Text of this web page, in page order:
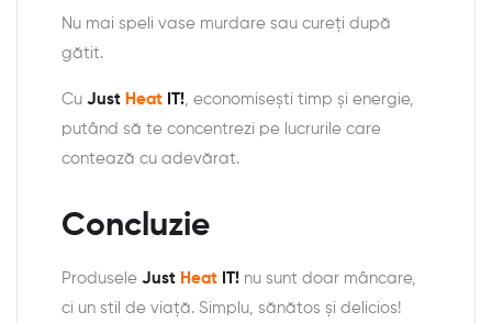
Nu mai speli vase murdare sau cureți după
gătit.
Cu Just Heat IT!, economisești timp și energie,
putând să te concentrezi pe lucrurile care
contează cu adevărat.
Concluzie
Produsele Just Heat IT! nu sunt doar mâncare,
ci un stil de viață. Simplu, sănătos și delicios!